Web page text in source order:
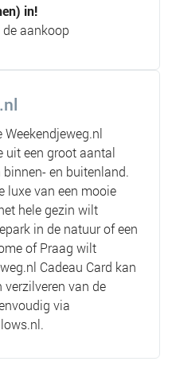
in!
de aankoop
Weekendjeweg.nl
uit een groot aantal
en buitenland.
luxe van een mooie
hele gezin wilt
in de natuur of een
of Praag wilt
Cadeau Card kan
verzilveren van de
via